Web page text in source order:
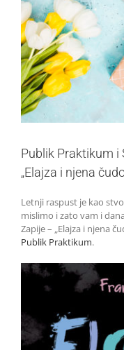
Publik Praktikum i
„Elajza i njena
Letnji raspust je kao
mislimo i zato vam i
Zapije – „Elajza i njena
Publik Praktikum.